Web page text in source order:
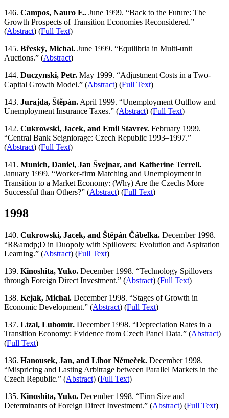
146. Campos, Nauro F.. June 1999. “Back to the Future: The
Growth Prospects of Transition Economies Reconsidered.”
(Abstract) (Full Text)
145. Břeský, Michal. June 1999. “Equilibria in Multi-unit
Auctions.” (Abstract)
144. Duczynski, Petr. May 1999. “Adjustment Costs in a Two-
Capital Growth Model.” (Abstract) (Full Text)
143. Jurajda, Štěpán. April 1999. “Unemployment Outflow and
Unemployment Insurance Taxes.” (Abstract) (Full Text)
142. Cukrowski, Jacek, and Emil Stavrev. February 1999.
“Central Bank Seigniorage: Czech Republic 1993–1997.”
(Abstract) (Full Text)
141. Munich, Daniel, Jan Švejnar, and Katherine Terrell.
January 1999. “Worker-firm Matching and Unemployment in
Transition to a Market Economy: (Why) Are the Czechs More
Successful than Others?” (Abstract) (Full Text)
1998
140. Cukrowski, Jacek, and Štěpán Čábelka. December 1998.
“R&amdp;D in Duopoly with Spillovers: Evolution and Aspiration
Learning.” (Abstract) (Full Text)
139. Kinoshita, Yuko. December 1998. “Technology Spillovers
through Foreign Direct Investment.” (Abstract) (Full Text)
138. Kejak, Michal. December 1998. “Stages of Growth in
Economic Development.” (Abstract) (Full Text)
137. Lízal, Lubomír. December 1998. “Depreciation Rates in a
Transition Economy: Evidence from Czech Panel Data.” (Abstract)
(Full Text)
136. Hanousek, Jan, and Libor Němeček. December 1998.
“Mispricing and Lasting Arbitrage between Parallel Markets in the
Czech Republic.” (Abstract) (Full Text)
135. Kinoshita, Yuko. December 1998. “Firm Size and
Determinants of Foreign Direct Investment.” (Abstract) (Full Text)